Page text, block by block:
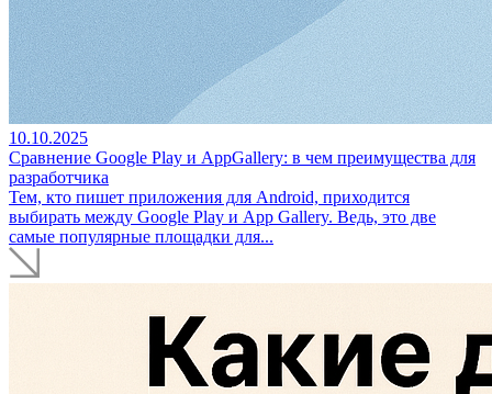
10.10.2025
Сравнение Google Play и AppGallery: в чем преимущества для
разработчика
Тем, кто пишет приложения для Android, приходится
выбирать между Google Play и App Gallery. Ведь, это две
самые популярные площадки для...